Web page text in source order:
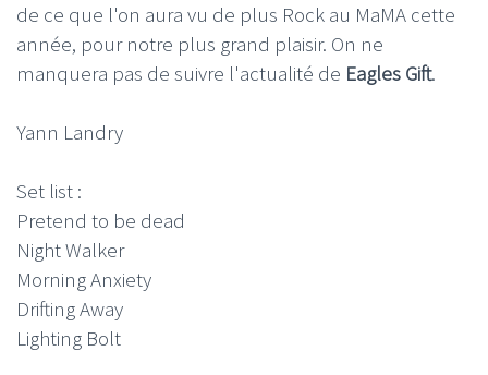
de ce que l'on aura vu de plus Rock au MaMA cette
année, pour notre plus grand plaisir. On ne
manquera pas de suivre l'actualité de Eagles Gift.
Yann Landry
Set list :
Pretend to be dead
Night Walker
Morning Anxiety
Drifting Away
Lighting Bolt